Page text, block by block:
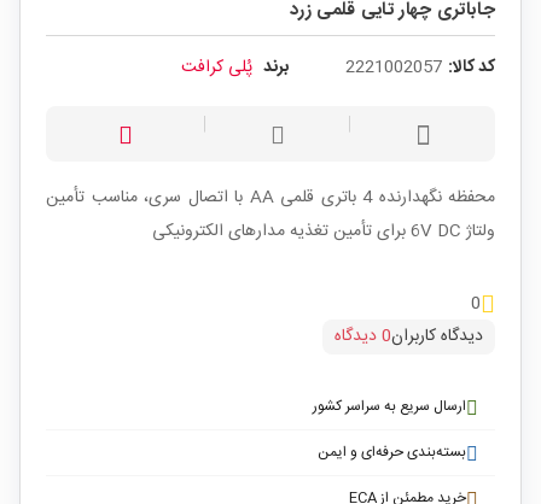
جاباتری چهار تایی قلمی زرد
کد کالا: 2221002057 برند پُلی کرافت
محفظه نگهدارنده 4 باتری قلمی AA با اتصال سری، مناسب تأمین
ولتاژ 6V DC برای تأمین تغذیه مدارهای الکترونیکی
0
دیدگاه کاربران0 دیدگاه
ارسال سریع به سراسر کشور
بسته‌بندی حرفه‌ای و ایمن
خرید مطمئن از ECA